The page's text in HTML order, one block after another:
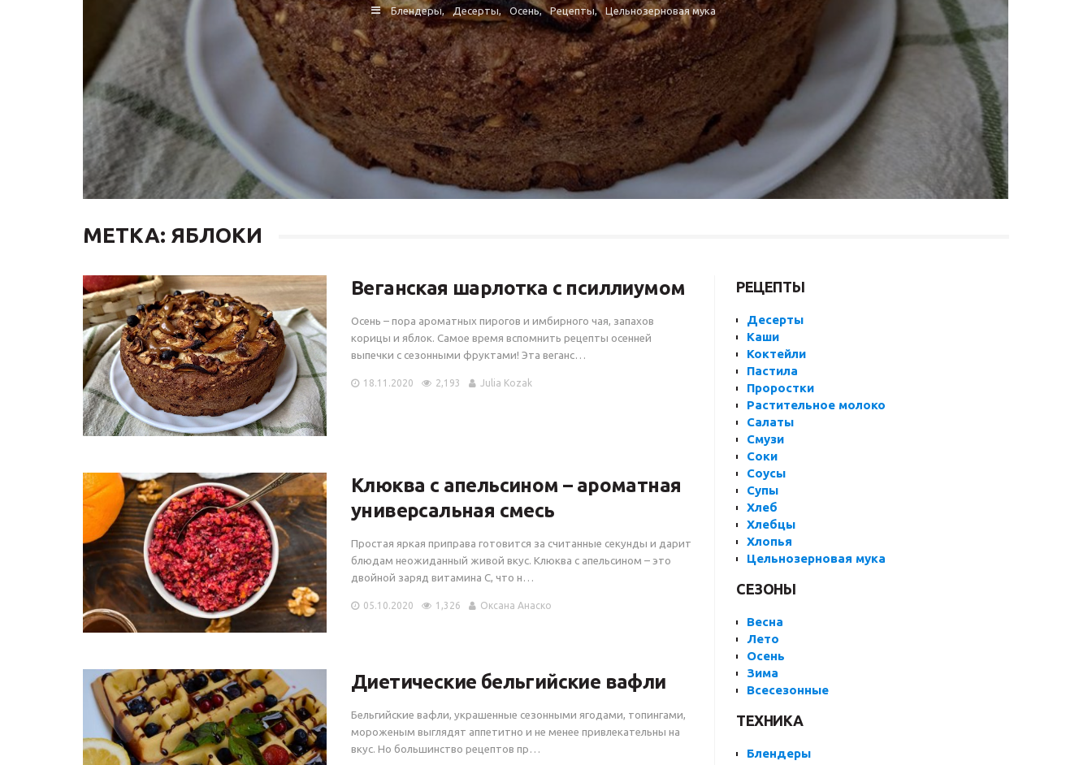
Блендеры Десерты Осень Рецепты Цельнозерновая мука
МЕТКА: ЯБЛОКИ
Веганская шарлотка с псиллиумом
Осень – пора ароматных пирогов и имбирного чая, запахов
корицы и яблок. Самое время вспомнить рецепты осенней
выпечки с сезонными фруктами! Эта веганс…
18.11.2020 2,193 Julia Kozak
Клюква с апельсином – ароматная
универсальная смесь
Простая яркая приправа готовится за считанные секунды и дарит
блюдам неожиданный живой вкус. Клюква с апельсином – это
двойной заряд витамина C, что н…
05.10.2020 1,326 Оксана Анаско
Диетические бельгийские вафли
Бельгийские вафли, украшенные сезонными ягодами, топингами,
мороженым выглядят аппетитно и не менее привлекательны на
вкус. Но большинство рецептов пр…
РЕЦЕПТЫ
Десерты
Каши
Коктейли
Пастила
Проростки
Растительное молоко
Салаты
Смузи
Соки
Соусы
Супы
Хлеб
Хлебцы
Хлопья
Цельнозерновая мука
СЕЗОНЫ
Весна
Лето
Осень
Зима
Всесезонные
ТЕХНИКА
Блендеры